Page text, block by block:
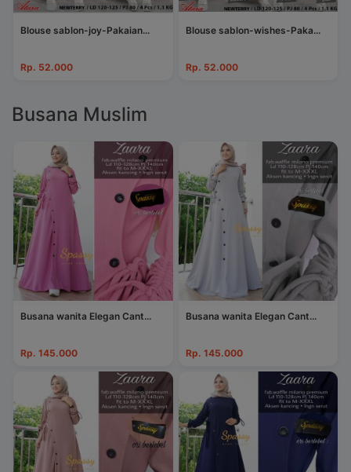
Blouse sablon-joy-Pakaian...
Rp. 52.000
Blouse sablon-wishes-Paka...
Rp. 52.000
Busana Muslim
Busana wanita Elegan Cant...
Rp. 145.000
Busana wanita Elegan Cant...
Rp. 145.000